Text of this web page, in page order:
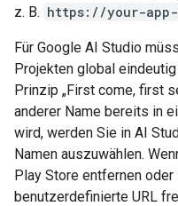
z. B. https://your-app-
Für Google AI Studio
Projekten global
Prinzip „First come, first
anderer Name bereits in
wird, werden Sie in AI
Namen auszuwählen.
Play Store entfernen
benutzerdefinierte URL